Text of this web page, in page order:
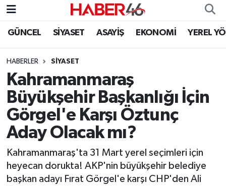
GÜNCEL SİYASET ASAYİŞ EKONOMİ YEREL
HABERLER SİYASET
Kahramanmaraş
Büyükşehir Başkanlığı İçin
Görgel'e Karşı Öztunç
Aday Olacak mı?
Kahramanmaraş'ta 31 Mart yerel seçimleri için
heyecan dorukta! AKP'nin büyükşehir belediye
başkan adayı Fırat Görgel'e karşı CHP'den Ali
GÜNCEL
SİYASET
EKONOMİ
SPOR
YAŞAM
TEKNOLOJİ
Nöbetçi Eczaneler
Hava Durumu
Kahramanmaraş Namaz Vakitleri
Trafik Durumu
Süper Lig Puan Durumu ve Fikstür
Tüm Manşetler